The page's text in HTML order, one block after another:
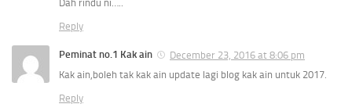
Dah rindu ni…..
Reply
Peminat no.1 Kak ain
December 23, 2016 at 8:06 pm
Kak ain,boleh tak kak ain update lagi blog kak ain untuk 2017.
Reply